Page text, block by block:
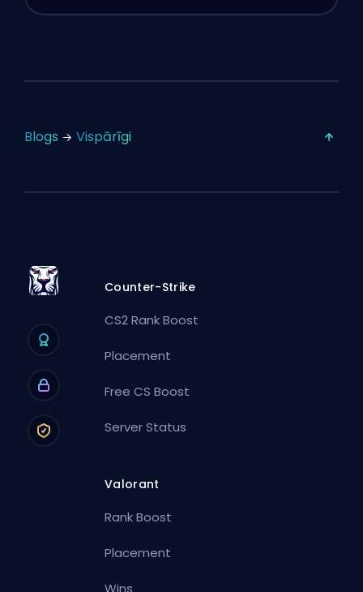
Blogs Vispārīgi
Counter-Strike
CS2 Rank Boost
Placement
Free CS Boost
Server Status
Valorant
Rank Boost
Placement
Wins